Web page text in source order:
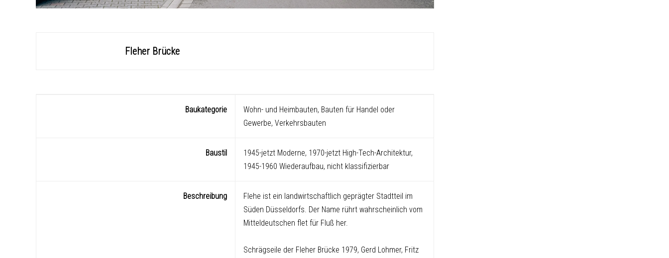
Fleher Brücke
Baukategorie
Wohn- und Heimbauten, Bauten für Handel oder
Gewerbe, Verkehrsbauten
Baustil
1945-jetzt Moderne, 1970-jetzt High-Tech-Architektur,
1945-1960 Wiederaufbau, nicht klassifizierbar
Beschreibung
Flehe ist ein landwirtschaftlich geprägter Stadtteil im
Süden Düsseldorfs. Der Name rührt wahrscheinlich vom
Mitteldeutschen flet für Fluß her.
Schrägseile der Fleher Brücke 1979, Gerd Lohmer, Fritz